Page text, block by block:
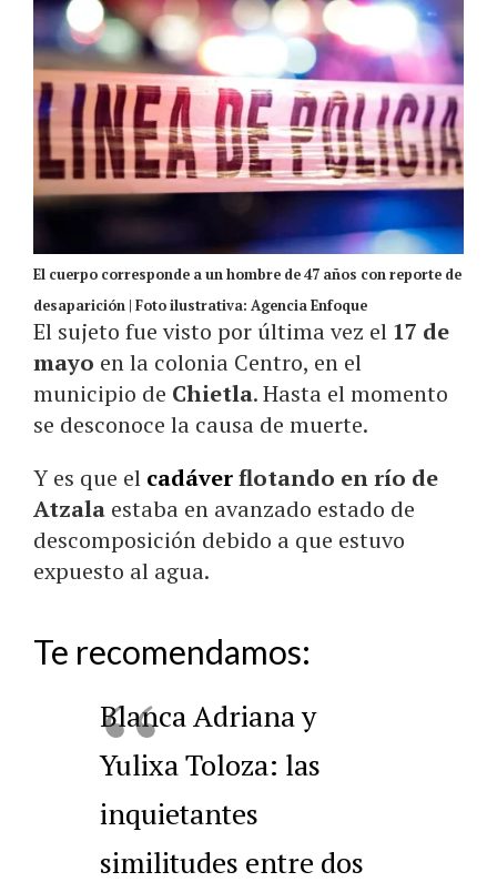
El cuerpo corresponde a un hombre de 47 años con reporte de
desaparición | Foto ilustrativa: Agencia Enfoque
El sujeto fue visto por última vez el 17 de
mayo en la colonia Centro, en el
municipio de Chietla. Hasta el momento
se desconoce la causa de muerte.
Y es que el cadáverflotando en río de
Atzala estaba en avanzado estado de
descomposición debido a que estuvo
expuesto al agua.
Te recomendamos:
Blanca Adriana y
Yulixa Toloza: las
inquietantes
similitudes entre dos